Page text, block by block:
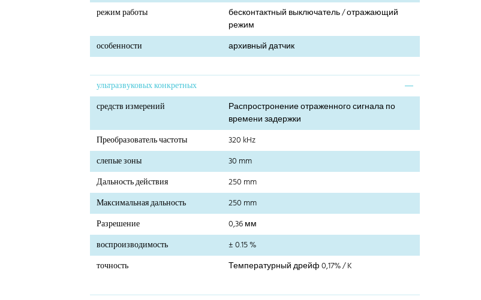
режим работы
бесконтактный выключатель / отражающий
режим
особенности
архивный датчик
ультразвуковых конкретных
средств измерений
Распростронение отраженного сигнала по
времени задержки
Преобразователь частоты
320 kHz
слепые зоны
30 mm
Дальность действия
250 mm
Максимальная дальность
250 mm
Разрешение
0,36 мм
воспроизводимость
± 0.15 %
точность
Температурный дрейф 0,17% / K